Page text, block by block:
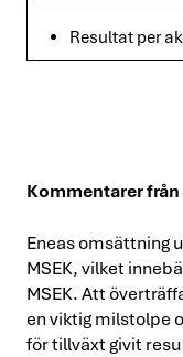
Resultat per
Kommentarer
Eneas omsättning
MSEK, vilket
MSEK. Att
en viktig milstolpe
för tillväxt givit